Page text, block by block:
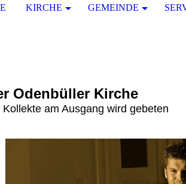
KIRCHE GEMEINDE
Odenbüller Kirche
am Ausgang wird gebeten